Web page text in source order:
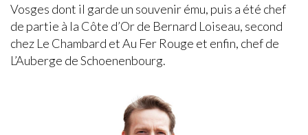
Vosges dont il garde un souvenir ému, puis a été chef
de partie à la Côte d’Or de Bernard Loiseau, second
chez Le Chambard et Au Fer Rouge et enfin, chef de
L’Auberge de Schoenenbourg.